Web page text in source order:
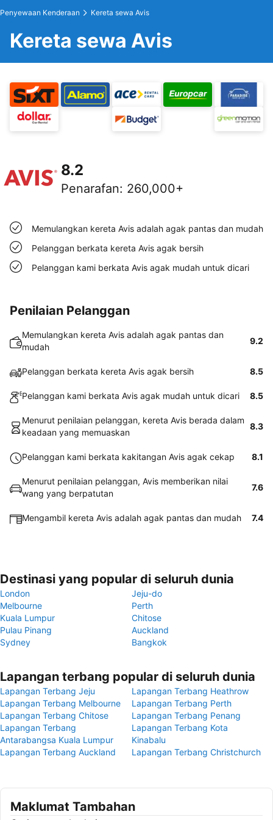
Penyewaan Kenderaan Kereta sewa Avis
Kereta sewa Avis
8.2
Penarafan: 260,000+
Memulangkan kereta Avis adalah agak pantas dan mudah
Pelanggan berkata kereta Avis agak bersih
Pelanggan kami berkata Avis agak mudah untuk dicari
Penilaian Pelanggan
Memulangkan kereta Avis adalah agak pantas dan
mudah
9.2
Pelanggan berkata kereta Avis agak bersih 8.5
Pelanggan kami berkata Avis agak mudah untuk dicari 8.5
Menurut penilaian pelanggan, kereta Avis berada dalam
keadaan yang memuaskan
8.3
Pelanggan kami berkata kakitangan Avis agak cekap 8.1
Menurut penilaian pelanggan, Avis memberikan nilai
wang yang berpatutan
7.6
Mengambil kereta Avis adalah agak pantas dan mudah 7.4
Destinasi yang popular di seluruh dunia
London
Jeju-do
Melbourne
Perth
Kuala Lumpur
Chitose
Pulau Pinang
Auckland
Sydney
Bangkok
Lapangan terbang popular di seluruh dunia
Lapangan Terbang Jeju
Lapangan Terbang Heathrow
Lapangan Terbang Melbourne
Lapangan Terbang Perth
Lapangan Terbang Chitose
Lapangan Terbang Penang
Lapangan Terbang
Antarabangsa Kuala Lumpur
Lapangan Terbang Kota
Kinabalu
Lapangan Terbang Auckland
Lapangan Terbang Christchurch
Maklumat Tambahan